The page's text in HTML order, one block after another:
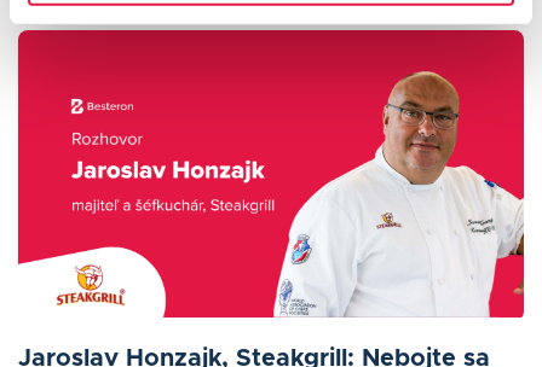
Jaroslav Honzajk, Steakgrill: Nebojte sa